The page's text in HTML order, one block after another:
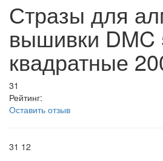
Стразы для
вышивки DMC
квадратные
31
Рейтинг:
Оставить отзыв
31 12